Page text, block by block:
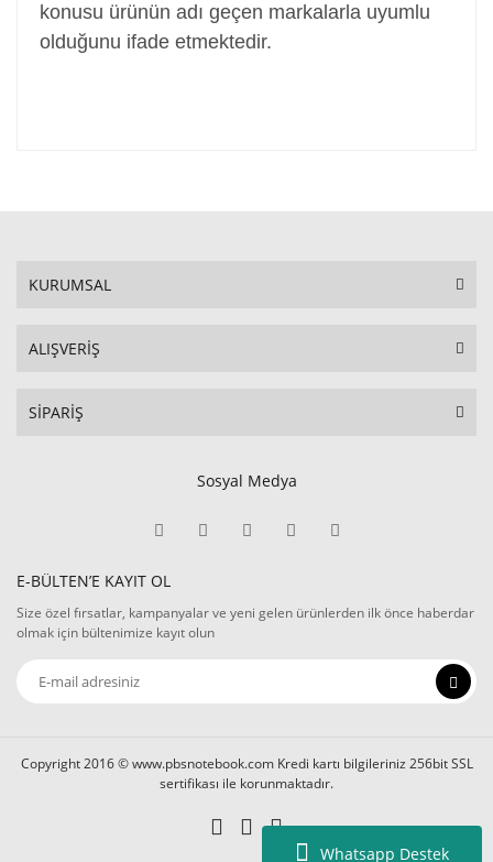
Whatsapp Destek
konusu ürünün adı geçen markalarla uyumlu
olduğunu ifade etmektedir.
KURUMSAL
ALIŞVERİŞ
SİPARİŞ
Sosyal Medya
E-BÜLTEN’E KAYIT OL
Size özel fırsatlar, kampanyalar ve yeni gelen ürünlerden ilk önce haberdar
olmak için bültenimize kayıt olun
Copyright 2016 © www.pbsnotebook.com Kredi kartı bilgileriniz 256bit SSL
sertifikası ile korunmaktadır.